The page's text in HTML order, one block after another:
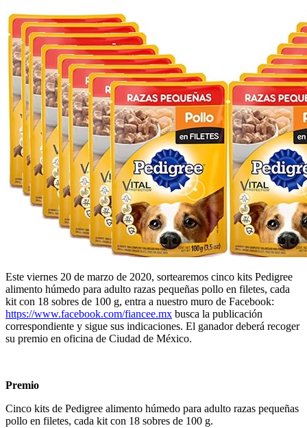
Este viernes 20 de marzo de 2020, sortearemos cinco kits Pedigree
alimento húmedo para adulto razas pequeñas pollo en filetes, cada
kit con 18 sobres de 100 g, entra a nuestro muro de Facebook:
https://www.facebook.com/fiancee.mx busca la publicación
correspondiente y sigue sus indicaciones. El ganador deberá recoger
su premio en oficina de Ciudad de México.
Premio
Cinco kits de Pedigree alimento húmedo para adulto razas pequeñas
pollo en filetes, cada kit con 18 sobres de 100 g.